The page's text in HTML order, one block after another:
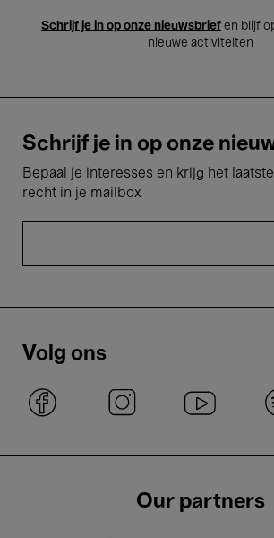
Schrijf je in op onze nieuwsbrief en blijf
nieuwe activiteiten
Schrijf je in op onze
Bepaal je interesses en krijg het
recht in je mailbox
Volg ons
Our partners